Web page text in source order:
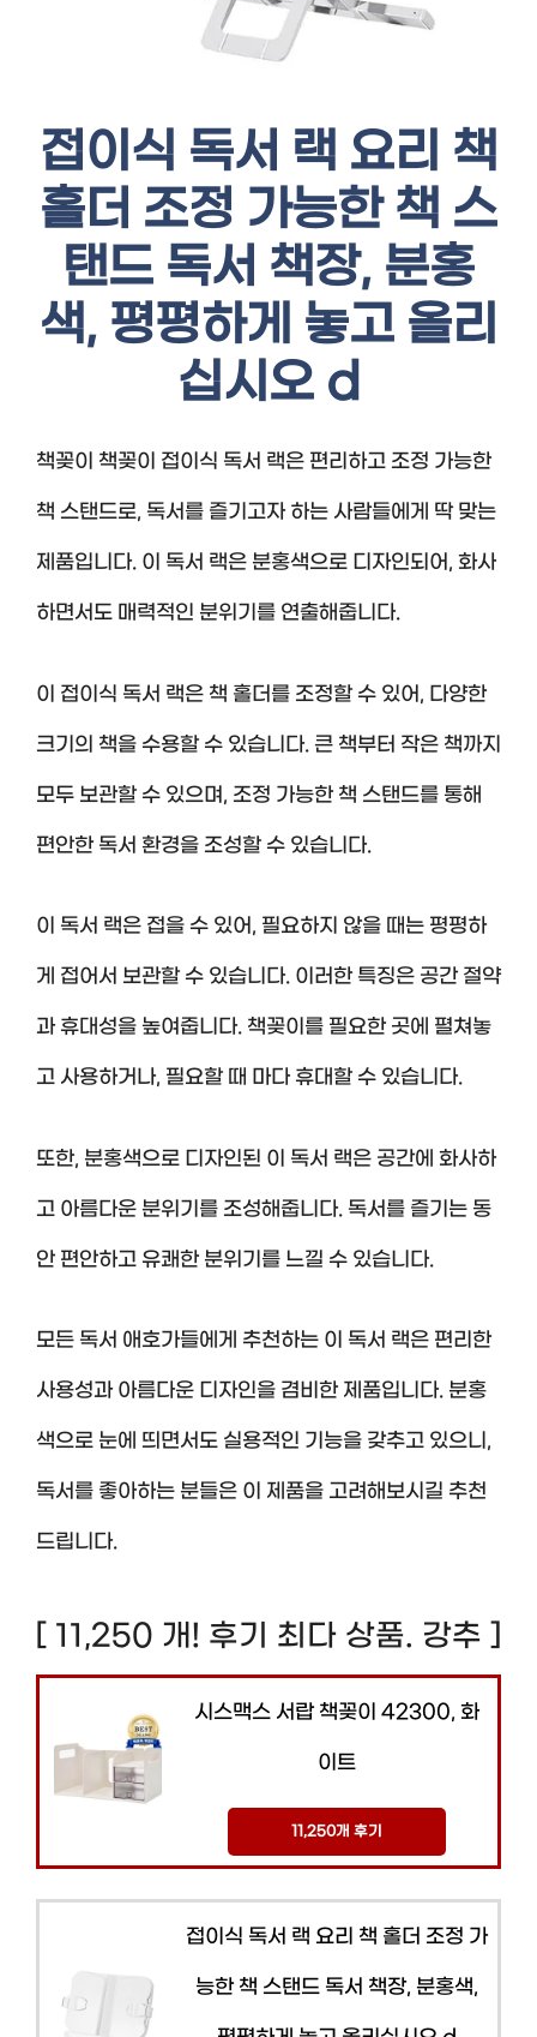
접이식 독서 랙 요리 책
홀더 조정 가능한 책 스
탠드 독서 책장, 분홍
색, 평평하게 놓고 올리
십시오 d
책꽂이 책꽂이 접이식 독서 랙은 편리하고 조정 가능한
책 스탠드로, 독서를 즐기고자 하는 사람들에게 딱 맞는
제품입니다. 이 독서 랙은 분홍색으로 디자인되어, 화사
하면서도 매력적인 분위기를 연출해줍니다.
이 접이식 독서 랙은 책 홀더를 조정할 수 있어, 다양한
크기의 책을 수용할 수 있습니다. 큰 책부터 작은 책까지
모두 보관할 수 있으며, 조정 가능한 책 스탠드를 통해
편안한 독서 환경을 조성할 수 있습니다.
이 독서 랙은 접을 수 있어, 필요하지 않을 때는 평평하
게 접어서 보관할 수 있습니다. 이러한 특징은 공간 절약
과 휴대성을 높여줍니다. 책꽂이를 필요한 곳에 펼쳐놓
고 사용하거나, 필요할 때 마다 휴대할 수 있습니다.
또한, 분홍색으로 디자인된 이 독서 랙은 공간에 화사하
고 아름다운 분위기를 조성해줍니다. 독서를 즐기는 동
안 편안하고 유쾌한 분위기를 느낄 수 있습니다.
모든 독서 애호가들에게 추천하는 이 독서 랙은 편리한
사용성과 아름다운 디자인을 겸비한 제품입니다. 분홍
색으로 눈에 띄면서도 실용적인 기능을 갖추고 있으니,
독서를 좋아하는 분들은 이 제품을 고려해보시길 추천
드립니다.
[ 11,250 개! 후기 최다 상품. 강추 ]
시스맥스 서랍 책꽂이 42300, 화
이트
11,250개 후기
접이식 독서 랙 요리 책 홀더 조정 가
능한 책 스탠드 독서 책장, 분홍색,